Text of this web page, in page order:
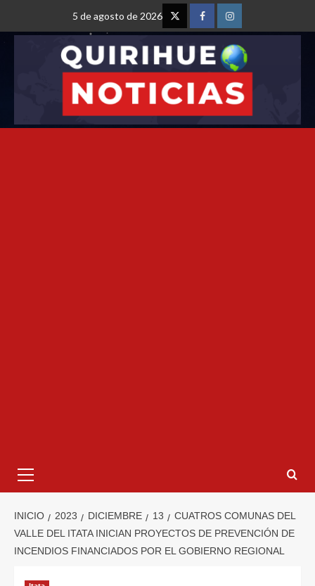
5 de agosto de 2026
INICIO 2023 DICIEMBRE 13
CUATROS COMUNAS DEL
VALLE DEL ITATA INICIAN PROYECTOS DE PREVENCIÓN DE
INCENDIOS FINANCIADOS POR EL GOBIERNO REGIONAL